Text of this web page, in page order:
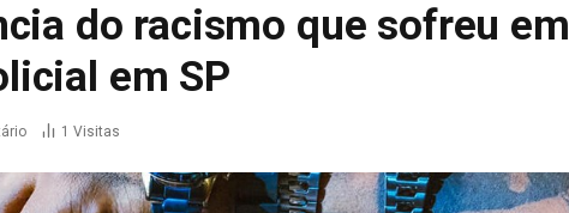
do racismo que sofreu em
em SP
1 Visitas